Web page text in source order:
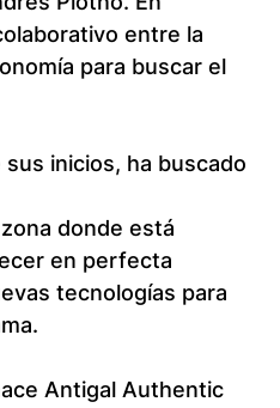
entre la
para buscar el
inicios, ha buscado
donde está
en perfecta
tecnologías para
Antigal Authentic